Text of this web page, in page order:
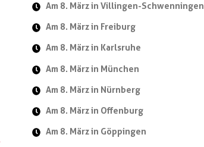
Am 8. März in Villingen-Schwenningen
Am 8. März in Freiburg
Am 8. März in Karlsruhe
Am 8. März in München
Am 8. März in Nürnberg
Am 8. März in Offenburg
Am 8. März in Göppingen